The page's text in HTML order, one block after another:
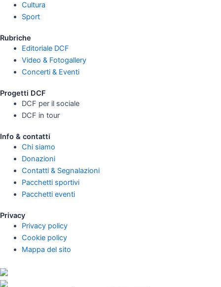
Cultura
Sport
Rubriche
Editoriale DCF
Video & Fotogallery
Concerti & Eventi
Progetti DCF
DCF per il sociale
DCF in tour
Info & contatti
Chi siamo
Donazioni
Contatti & Segnalazioni
Pacchetti sportivi
Pacchetti eventi
Privacy
Privacy policy
Cookie policy
Mappa del sito